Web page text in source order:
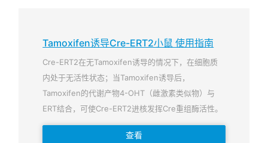
Tamoxifen诱导Cre-ERT2小鼠 使用指南
Cre-ERT2在无Tamoxifen诱导的情况下，在细胞质
内处于无活性状态；当Tamoxifen诱导后，
Tamoxifen的代谢产物4-OHT（雌激素类似物）与
ERT结合，可使Cre-ERT2进核发挥Cre重组酶活性。
查看